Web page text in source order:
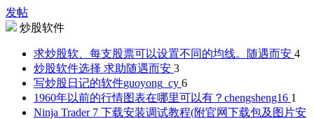
发帖
炒股软件
求炒股软、每支股票可以设置不同的均线。 随遇而安 4
炒股软件选择 求助随遇而安 3
写炒股日记的软件guoyong_cy 6
1960年以前的行情图表在哪里可以有？ chengsheng16 1
Ninja Trader 7 下载安装调试教程(附官网下载包及图片安